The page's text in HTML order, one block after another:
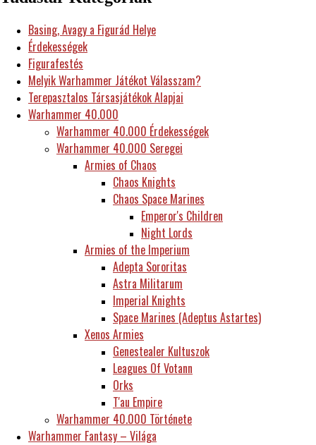
Basing, Avagy a Figurád Helye
Érdekességek
Figurafestés
Melyik Warhammer Játékot Válasszam?
Terepasztalos Társasjátékok Alapjai
Warhammer 40.000
Warhammer 40.000 Érdekességek
Warhammer 40.000 Seregei
Armies of Chaos
Chaos Knights
Chaos Space Marines
Emperor's Children
Night Lords
Armies of the Imperium
Adepta Sororitas
Astra Militarum
Imperial Knights
Space Marines (Adeptus Astartes)
Xenos Armies
Genestealer Kultuszok
Leagues Of Votann
Orks
T'au Empire
Warhammer 40.000 Története
Warhammer Fantasy – Világa